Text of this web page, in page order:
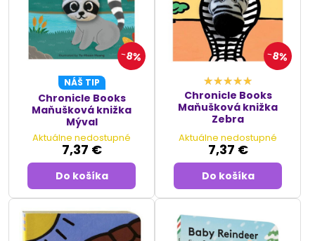
8%
NÁŠ TIP
Chronicle Books
Maňušková knižka
Mýval
Aktuálne nedostupné
7,37 €
Do košíka
8%
Chronicle Books
Maňušková knižka
Zebra
Aktuálne nedostupné
7,37 €
Do košíka